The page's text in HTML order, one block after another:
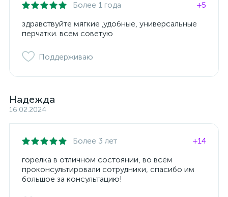
Более 1 года
+5
здравствуйте мягкие ,удобные, универсальные
перчатки. всем советую
Поддерживаю
Надежда
16.02.2024
Более 3 лет
+14
горелка в отличном состоянии, во всём
проконсультировали сотрудники, спасибо им
большое за консультацию!